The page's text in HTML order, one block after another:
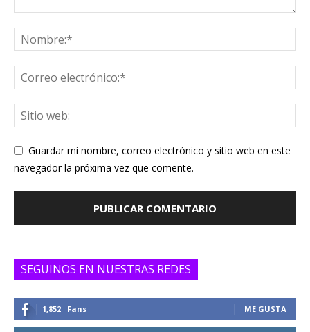
Guardar mi nombre, correo electrónico y sitio web en este
navegador la próxima vez que comente.
SEGUINOS EN NUESTRAS REDES
1,852 Fans ME GUSTA